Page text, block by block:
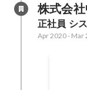
株式会
正社員 シ
Apr 2020- Mar